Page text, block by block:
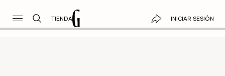
TIENDA INICIAR SESIÓN